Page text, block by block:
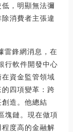
，明顯無法彌
消費者主張違
雷鋒網消息，在
行軟件開發中心
資金監管領域
四項變革：跨
造。他總結
塊鏈。現在做項
度高的金融解